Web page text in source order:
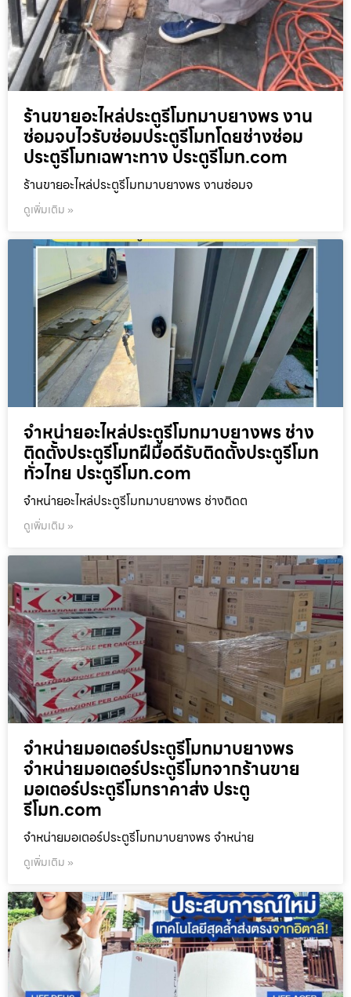
ร้านขายอะไหล่ประตูรีโมทมาบยางพร งาน
ซ่อมจบไวรับซ่อมประตูรีโมทโดยช่างซ่อม
ประตูรีโมทเฉพาะทาง ประตูรีโมท.com
ร้านขายอะไหล่ประตูรีโมทมาบยางพร งานซ่อมจ
ดูเพิ่มเติม »
จำหน่ายอะไหล่ประตูรีโมทมาบยางพร ช่าง
ติดตั้งประตูรีโมทฝีมือดีรับติดตั้งประตูรีโมท
ทั่วไทย ประตูรีโมท.com
จำหน่ายอะไหล่ประตูรีโมทมาบยางพร ช่างติดต
ดูเพิ่มเติม »
จำหน่ายมอเตอร์ประตูรีโมทมาบยางพร
จำหน่ายมอเตอร์ประตูรีโมทจากร้านขาย
มอเตอร์ประตูรีโมทราคาส่ง ประตู
รีโมท.com
จำหน่ายมอเตอร์ประตูรีโมทมาบยางพร จำหน่าย
ดูเพิ่มเติม »